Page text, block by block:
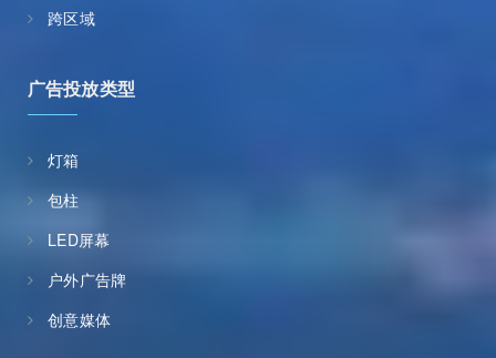
跨区域
广告投放类型
灯箱
包柱
LED屏幕
户外广告牌
创意媒体